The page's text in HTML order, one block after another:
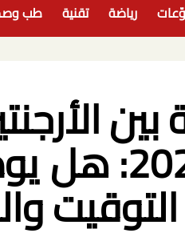
رياضة تقنية طب
كأس العالم